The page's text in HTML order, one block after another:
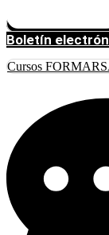
Boletín
Cursos